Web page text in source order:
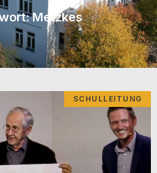
Metzkes
SCHULLEITUNG